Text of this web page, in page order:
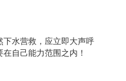
水营救，应立即大声呼
自己能力范围之内！